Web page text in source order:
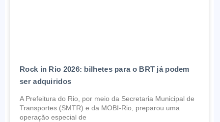
Rock in Rio 2026: bilhetes para o BRT já podem
ser adquiridos
A Prefeitura do Rio, por meio da Secretaria Municipal de
Transportes (SMTR) e da MOBI-Rio, preparou uma
operação especial de